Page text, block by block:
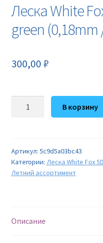
Прайс
Контакты
Леска White
green (0,18mm
300,00 ₽
Количество
Fox
5D
invisible
7,5kg
В корзину
Артикул: 5c9d5a03bc43
Категории: Леска White Fox
Летний ассортимент
Описание